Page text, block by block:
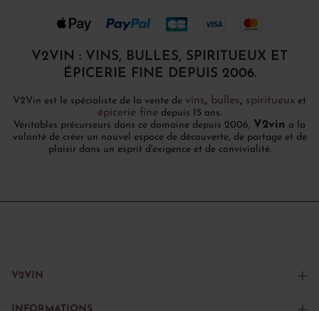
V2VIN : VINS, BULLES, SPIRITUEUX ET
ÉPICERIE FINE DEPUIS 2006.
V2Vin est le spécialiste de la vente de vins, bulles, spiritueux et
épicerie fine depuis 15 ans.
Véritables précurseurs dans ce domaine depuis 2006, V2vin a la
volonté de créer un nouvel espace de découverte, de partage et de
plaisir dans un esprit d'exigence et de convivialité.
V2VIN